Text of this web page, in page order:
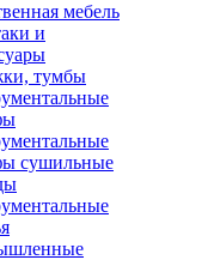
мебель
и
тумбы
сушильные